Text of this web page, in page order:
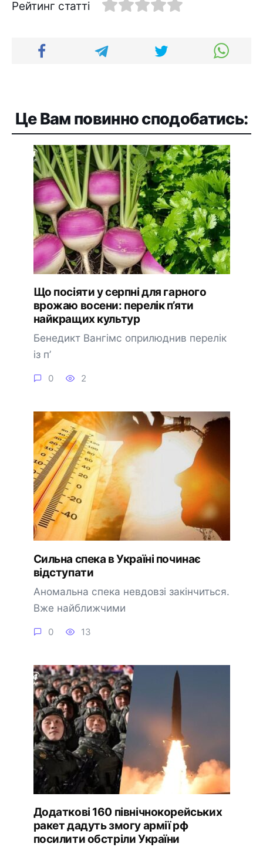
Рейтинг статті
Це Вам повинно сподобатись:
Що посіяти у серпні для гарного
врожаю восени: перелік п’яти
найкращих культур
Бенедикт Вангімс оприлюднив перелік
із п’
0 2
Сильна спека в Україні починає
відступати
Аномальна спека невдовзі закінчиться.
Вже найближчими
0 13
Додаткові 160 північнокорейських
ракет дадуть змогу армії рф
посилити обстріли України